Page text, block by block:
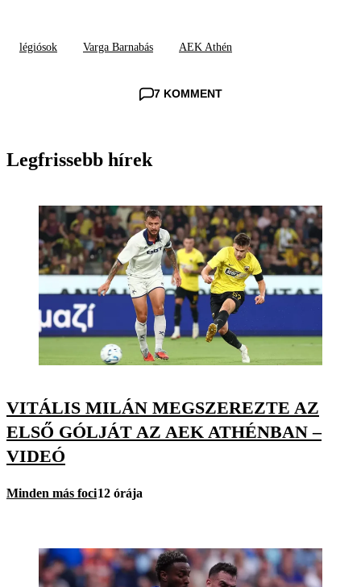
légiósok Varga Barnabás AEK Athén
7 KOMMENT
Legfrissebb hírek
VITÁLIS MILÁN MEGSZEREZTE AZ
ELSŐ GÓLJÁT AZ AEK ATHÉNBAN –
VIDEÓ
Minden más foci12 órája